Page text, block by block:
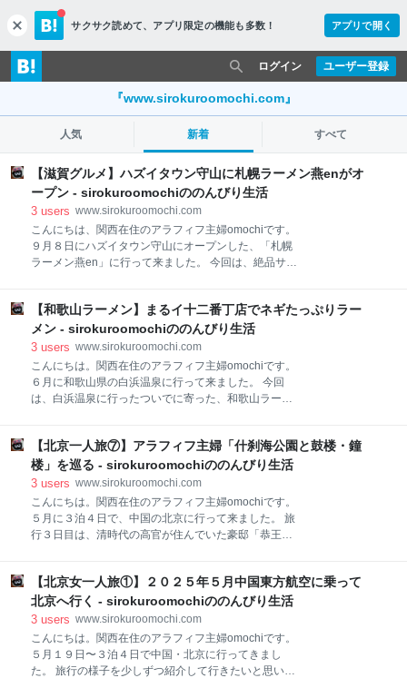
c
l
o
s
サクサク読めて、 アプリ限定の機能も多数！ アプリで開く
ユーザー登録
ログイン
『www.sirokuroomochi.com』
人気 新着 すべて
【滋賀グルメ】ハズイタウン守山に札幌ラーメン燕enがオ
ープン - sirokuroomochiののんびり生活
3 users www.sirokuroomochi.com
こんにちは、関西在住のアラフィフ主婦omochiです。
９月８日にハズイタウン守山にオープンした、「札幌
ラーメン燕en」に行って来ました。 今回は、絶品サッ
度もオープン日が延期され、正直もうオープンしない
のでは？と思っていましたが、やっとこさオープンし
ましたね。良かった〜 店内の様子こんな感じです 店内
は、ナチュラルモダンスタイル（そんなスタイルある
のかな？）といった感じで、壁はモダンな黒っぽい感
じで、テーブル・椅子は木のナチュラル系です。 オー
れからまだ工事するのかな？このままの方がカッコい
いのかな。 メニューです ラーメンとつけ麺があって、
味は味噌と醤油があります。千ちゃんラーメンという
のも
【和歌山ラーメン】まるイ十二番丁店でネギたっぷりラー
メン - sirokuroomochiののんびり生活
3 users www.sirokuroomochi.com
こんにちは。関西在住のアラフィフ主婦omochiです。
６月に和歌山県の白浜温泉に行って来ました。 今回
は、白浜温泉に行ったついでに寄った、和歌山ラーメ
があって、少し分かりのにくい場所にあります。 ネギ
がたっぷり入っていることが特徴で、一般的な和歌山
ラーメンとは少し違ったラーメンでした。 お店の外に
は、持ち帰りのメニューなどが書かれていました。 平
日の１３時頃に行ったのですが、並ばずすぐに入れま
した。 店内は広くて、カウンター席とテーブル席があ
セットメニューもありました。 焼き飯は週末のみのメ
ニューだそうです。 ラーメン ￥９５０ omochiが注
文したラーメン。 山盛りのネギが入ったラーメンで
【北京一人旅⑦】アラフィフ主婦「什刹海公園と鼓楼・鐘
楼」を巡る - sirokuroomochiののんびり生活
3 users www.sirokuroomochi.com
こんにちは。関西在住のアラフィフ主婦omochiです。
５月に３泊４日で、中国の北京に行って来ました。 旅
行３日目は、清時代の高官が住んでいた豪邸「恭王
楼」の様子を紹介します。 什刹海公園 什刹海は前海・
后海・西海の３つからなり、元時代には、北京と江南
地区とを結ぶ水運の拠点だったそうです。 現在、前海
の周辺に造られた公園を什刹海公園といいます。 お腹
が空いたので、まずは腹ごしらえ。 暑かったので、ア
イスコーヒーとジャージャー麺を注文しました。 店員
【北京女一人旅①】２０２５年５月中国東方航空に乗って
北京へ行く - sirokuroomochiののんびり生活
3 users www.sirokuroomochi.com
こんにちは。関西在住のアラフィフ主婦omochiです。
５月１９日〜３泊４日で中国・北京に行ってきまし
た。 旅行の様子を少しずつ紹介して行きたいと思いま